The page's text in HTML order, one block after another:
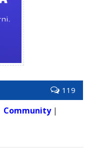
119
Community|